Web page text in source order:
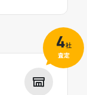
4社
査定